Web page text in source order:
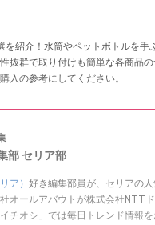
を紹介！水筒やペットボトルを手
抜群で取り付けも簡単な各商品
入の参考にしてください。
部 セリア部
ア） 好き編集部員が、セリアの
オールアバウトが株式会社NTT
チオシ」では毎日トレンド情報